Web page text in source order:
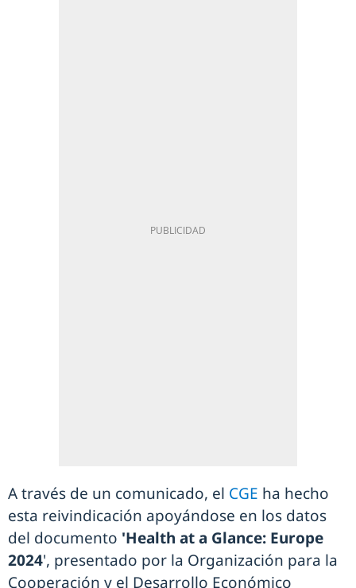
A través de un comunicado, el CGE ha hecho
esta reivindicación apoyándose en los datos
del documento 'Health at a Glance: Europe
2024', presentado por la Organización para la
Cooperación y el Desarrollo Económico